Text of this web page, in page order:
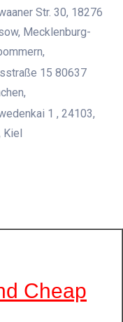
Str. 30, 18276
Mecklenburg-
15 80637
1 , 24103,
Kiel